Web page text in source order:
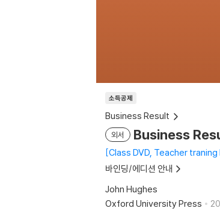
소득공제
Business Result
외서 Business
Class DVD, Teacher traning
바인딩/에디션 안내
John Hughes
Oxford University Press